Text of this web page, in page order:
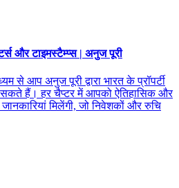
और टाइमस्टैम्प्स | अनुज पूरी
से आप अनुज पूरी द्वारा भारत के प्रॉपर्टी
सकते हैं। हर चैप्टर में आपको ऐतिहासिक और
जानकारियां मिलेंगी, जो निवेशकों और रुचि